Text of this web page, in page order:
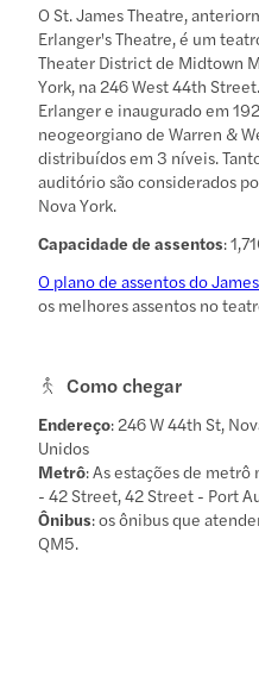
O St. James Theatre,
Erlanger's Theatre, é um
Theater District de Midtown
York, na 246 West 44th
Erlanger e inaugurado em
neogeorgiano de Warren &
distribuídos em 3 níveis.
auditório são considerados
Nova York.
Capacidade de assentos:
O plano de assentos do
os melhores assentos no
Como chegar
Endereço: 246 W 44th St,
Unidos
Metrô: As estações de metrô
- 42 Street, 42 Street - Port
Ônibus: os ônibus que
QM5.